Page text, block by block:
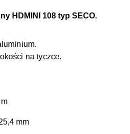
HDMINI 108 typ SECO.
na tyczce.
mm